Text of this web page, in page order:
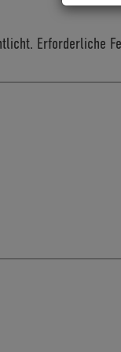
Erforderliche